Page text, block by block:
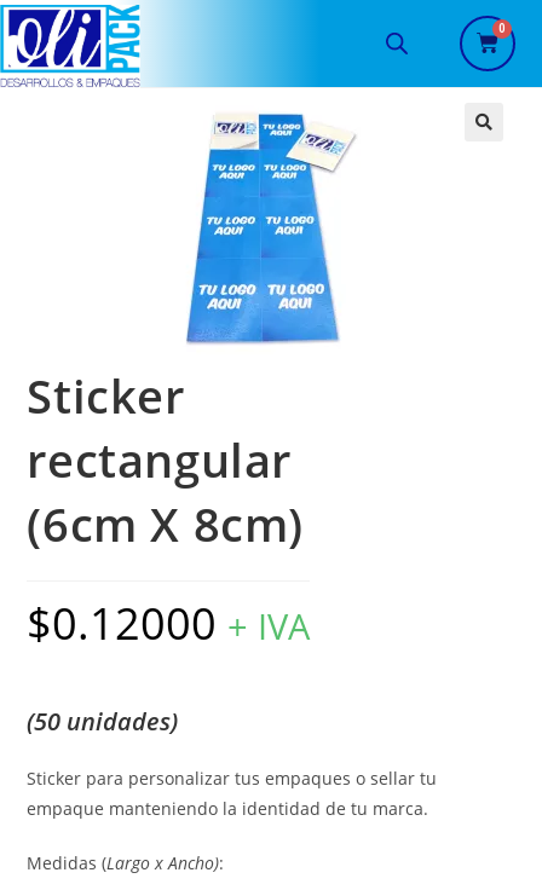
Sticker
rectangular
(6cm X 8cm)
$0.12000 + IVA
(50 unidades)
Sticker para personalizar tus empaques o sellar tu
empaque manteniendo la identidad de tu marca.
Medidas (Largo x Ancho):